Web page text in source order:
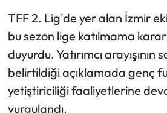
TFF 2. Lig'de yer alan İzmir
bu sezon lige katılmama kararı
duyurdu. Yatırımcı arayışının
belirtildiği açıklamada genç
yetiştiriciliği faaliyetlerine
vurgulandı.